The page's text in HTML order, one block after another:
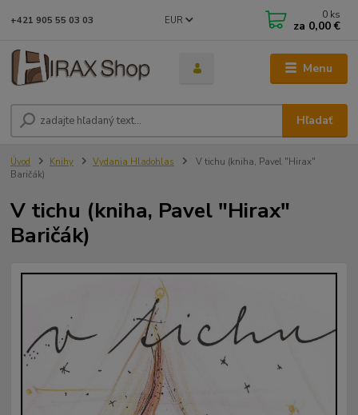
Menu
EUR
Hľadať
+421 905 55 03 03 0 ks
za 0,00 €
Úvod Knihy Vydania Hladohlas
V tichu (kniha, Pavel "Hirax"
Baričák)
V tichu (kniha, Pavel "Hirax"
Baričák)